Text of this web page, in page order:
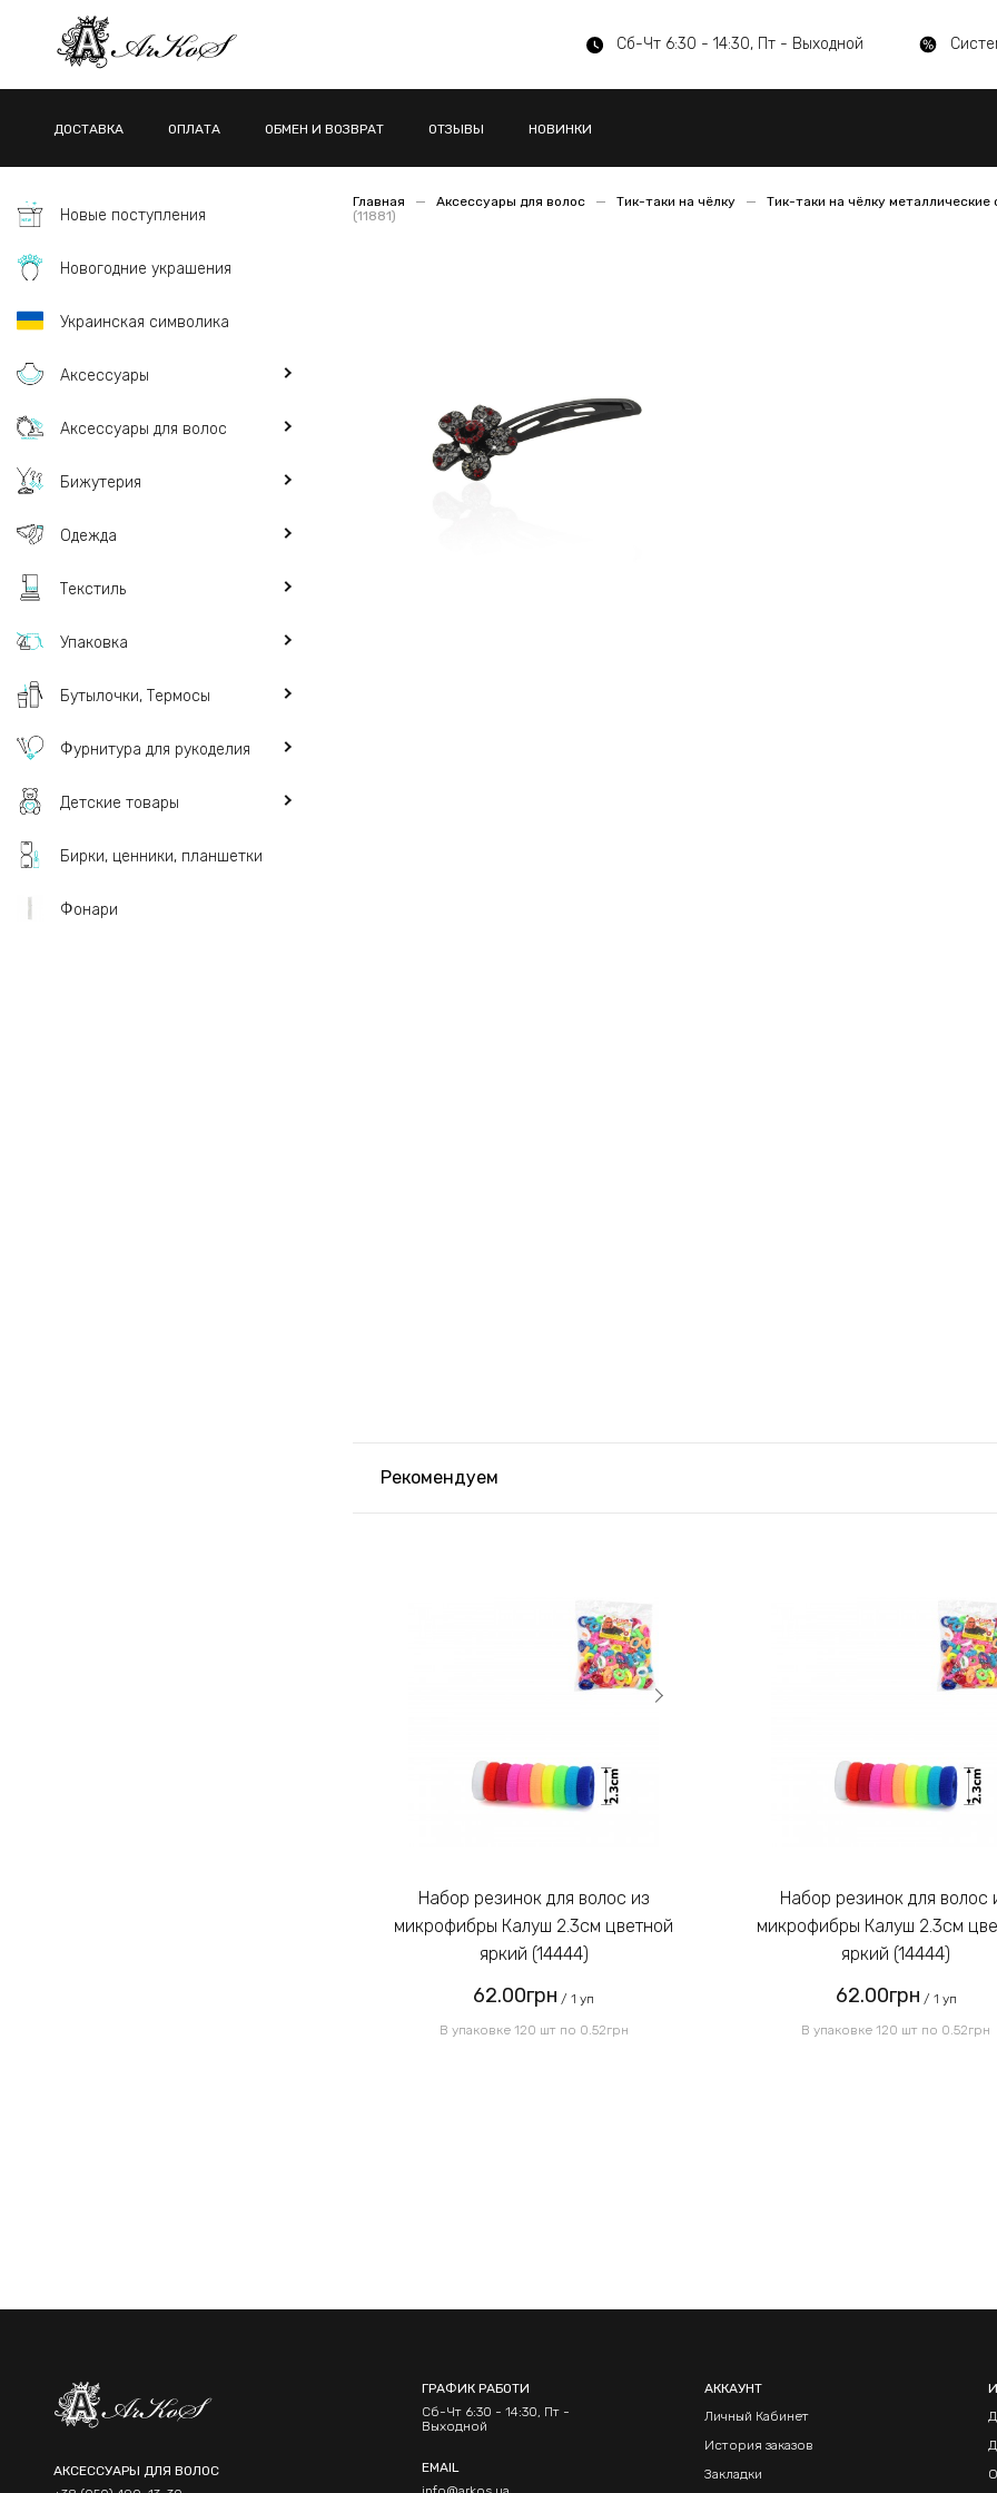
Сб-Чт 6:30 - 14:30, Пт - Выходной
ДОСТАВКА ОПЛАТА ОБМЕН И ВОЗВРАТ ОТЗЫВЫ НОВИНКИ
Новые поступления
Новогодние украшения
Украинская символика
Аксессуары
Аксессуары для волос
Бижутерия
Одежда
Текстиль
Упаковка
Бутылочки, Термосы
Фурнитура для рукоделия
Детские товары
Бирки, ценники, планшетки
Фонари
Главная Аксессуары для волос Тик-таки на чёлку Тик-таки на чёлку металлические
(11881)
Рекомендуем
Набор резинок для волос из
микрофибры Калуш 2.3см цветной
яркий (14444)
62.00грн / 1 уп
В упаковке 120 шт по 0.52грн
Набор резинок для волос из
микрофибры Калуш 2.3см
яркий (14444)
62.00грн / 1 уп
В упаковке 120 шт по 0.52грн
АКСЕССУАРЫ ДЛЯ ВОЛОС
ГРАФИК РАБОТИ
Сб-Чт 6:30 - 14:30, Пт -
Выходной
EMAIL
АККАУНТ
Личный Кабинет
История заказов
Закладки